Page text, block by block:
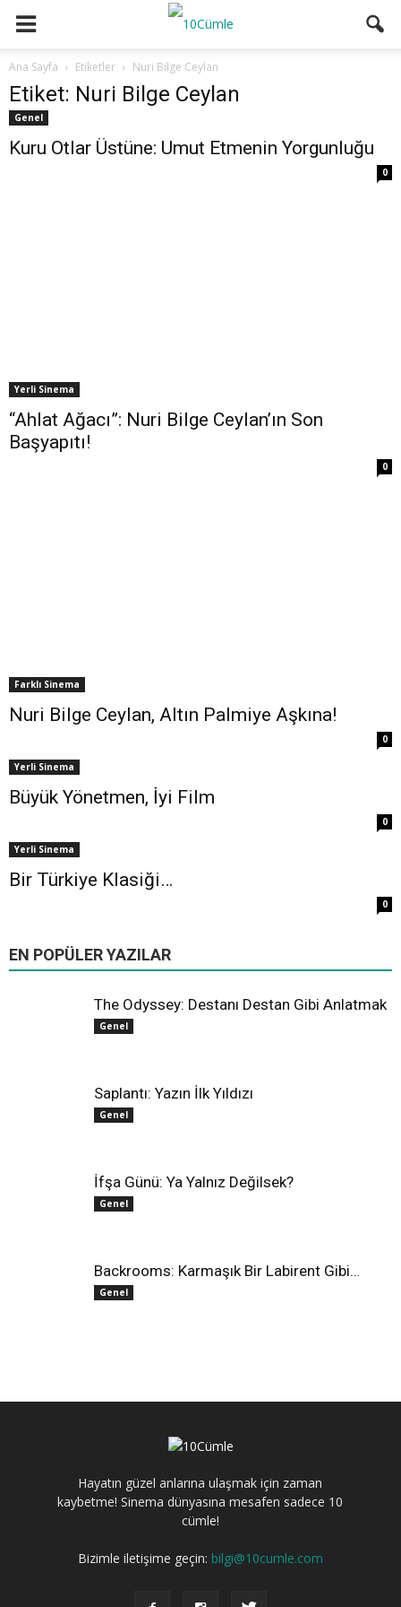
Ana Sayfa Etiketler Nuri Bilge Ceylan
Etiket: Nuri Bilge Ceylan
Genel
Kuru Otlar Üstüne: Umut Etmenin Yorgunluğu
0
Yerli Sinema
“Ahlat Ağacı”: Nuri Bilge Ceylan’ın Son
Başyapıtı!
0
Farklı Sinema
Nuri Bilge Ceylan, Altın Palmiye Aşkına!
0
Yerli Sinema
Büyük Yönetmen, İyi Film
0
Yerli Sinema
Bir Türkiye Klasiği…
0
EN POPÜLER YAZILAR
Daha fazla
The Odyssey: Destanı Destan Gibi Anlatmak
Genel
Saplantı: Yazın İlk Yıldızı
Genel
İfşa Günü: Ya Yalnız Değilsek?
Genel
Backrooms: Karmaşık Bir Labirent Gibi…
Genel
Hayatın güzel anlarına ulaşmak için zaman
kaybetme! Sinema dünyasına mesafen sadece 10
cümle!
Bizimle iletişime geçin: bilgi@10cumle.com